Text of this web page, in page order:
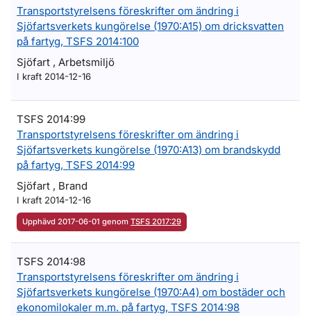
Transportstyrelsens föreskrifter om ändring i
Sjöfartsverkets kungörelse (1970:A15) om dricksvatten
på fartyg, TSFS 2014:100
Sjöfart , Arbetsmiljö
I kraft 2014-12-16
TSFS 2014:99
Transportstyrelsens föreskrifter om ändring i
Sjöfartsverkets kungörelse (1970:A13) om brandskydd
på fartyg, TSFS 2014:99
Sjöfart , Brand
I kraft 2014-12-16
Upphävd 2017-06-01 genom TSFS 2017:29
TSFS 2014:98
Transportstyrelsens föreskrifter om ändring i
Sjöfartsverkets kungörelse (1970:A4) om bostäder och
ekonomilokaler m.m. på fartyg, TSFS 2014:98